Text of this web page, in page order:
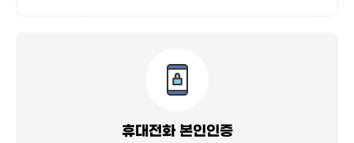
휴대전화 본인인증